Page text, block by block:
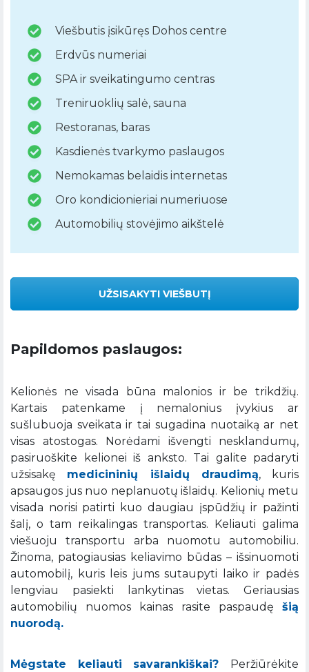
Viešbutis įsikūręs Dohos centre
Erdvūs numeriai
SPA ir sveikatingumo centras
Treniruoklių salė, sauna
Restoranas, baras
Kasdienės tvarkymo paslaugos
Nemokamas belaidis internetas
Oro kondicionieriai numeriuose
Automobilių stovėjimo aikštelė
UŽSISAKYTI VIEŠBUTĮ
Papildomos paslaugos:
Kelionės ne visada būna malonios ir be trikdžių.
Kartais patenkame į nemalonius įvykius ar
sušlubuoja sveikata ir tai sugadina nuotaiką ar net
visas atostogas. Norėdami išvengti nesklandumų,
pasiruoškite kelionei iš anksto. Tai galite padaryti
užsisakę medicininių išlaidų draudimą, kuris
apsaugos jus nuo neplanuotų išlaidų. Kelionių metu
visada norisi patirti kuo daugiau įspūdžių ir pažinti
šalį, o tam reikalingas transportas. Keliauti galima
viešuoju transportu arba nuomotu automobiliu.
Žinoma, patogiausias keliavimo būdas – išsinuomoti
automobilį, kuris leis jums sutaupyti laiko ir padės
lengviau pasiekti lankytinas vietas. Geriausias
automobilių nuomos kainas rasite paspaudę šią
nuorodą.
Mėgstate keliauti savarankiškai?
Peržiūrėkite